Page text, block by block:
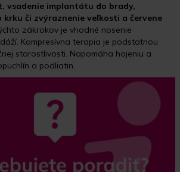
vsadenie implantátu do brady,
krku či zvýraznenie veľkosti a červene
zákrokov je vhodné nosenie
Kompresívna terapia je podstatnou
starostlivosti. Napomáha hojeniu a
a podliatin.